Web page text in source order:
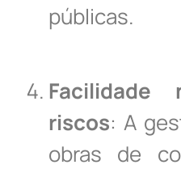
públicas.
riscos: A
obras de